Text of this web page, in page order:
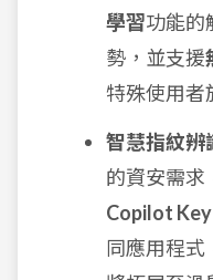
學習功能的
勢，並支援
特殊使用者
智慧指紋辨
的資安需求
Copilot Key
同應用程式